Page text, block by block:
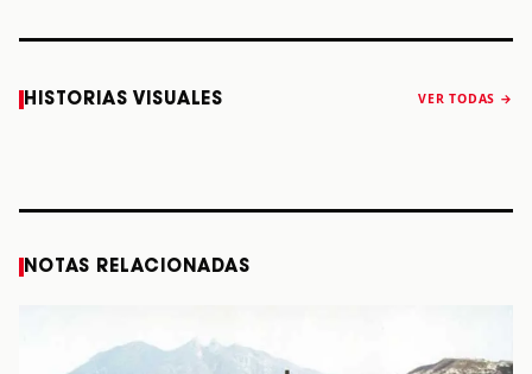
HISTORIAS VISUALES VER TODAS →
a Monterrey el
Staiti, guitarrista
anuncia “Reality
NOTAS RELACIONADAS